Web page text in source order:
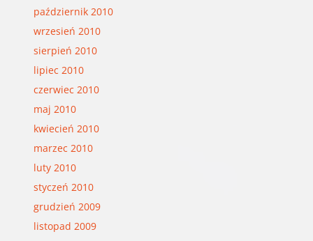
październik 2010
wrzesień 2010
sierpień 2010
lipiec 2010
czerwiec 2010
maj 2010
kwiecień 2010
marzec 2010
luty 2010
styczeń 2010
grudzień 2009
listopad 2009